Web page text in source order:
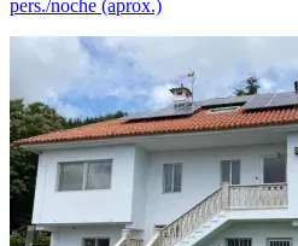
pers./noche (aprox.)